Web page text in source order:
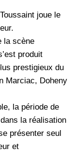
joue le
la scène
produit
prestigieux du
Marciac, Doheny
la période de
la réalisation
présenter seul
et